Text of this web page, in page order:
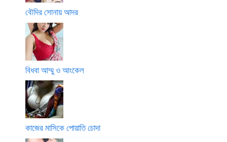
বৌদির সোনায় আদর
বিধবা আম্মু ও আংকেল
কাজের মাসিকে পোয়াতি চোদা